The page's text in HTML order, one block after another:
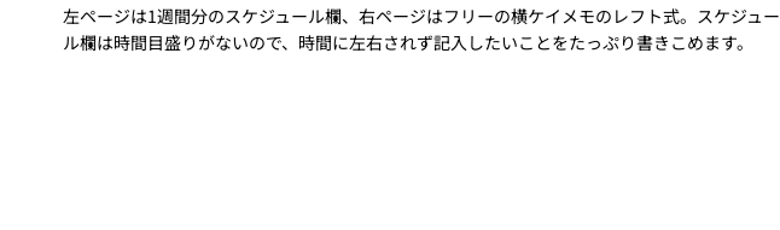
左ページは1週間分のスケジュール欄、右ページはフリーの横ケイメモのレフト式。スケジュー
ル欄は時間目盛りがないので、時間に左右されず記入したいことをたっぷり書きこめます。